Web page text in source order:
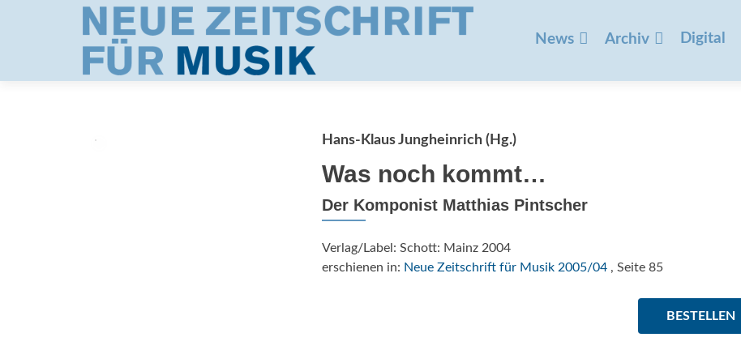
springen
News Archiv Digital
Hans-Klaus Jungheinrich (Hg.)
Was noch kommt…
Der Komponist Matthias Pintscher
Verlag/Label: Schott: Mainz 2004
erschienen in: Neue Zeitschrift für Musik 2005/04, Seite 85
BESTELLEN